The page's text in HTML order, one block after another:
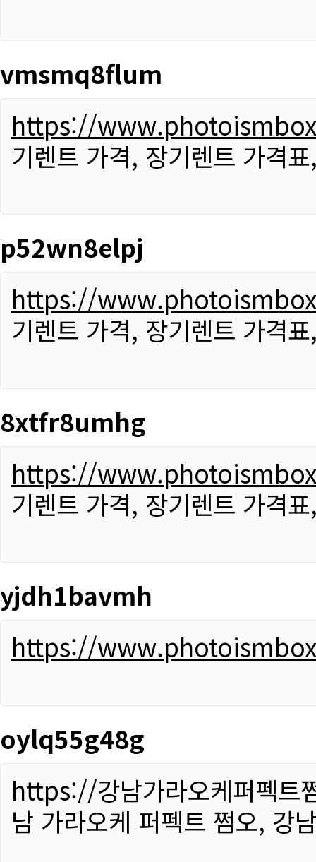
vmsmq8flum
https://
기렌트 가격, 장기렌트 가격
p52wn8elpj
https://
기렌트 가격, 장기렌트 가격
8xtfr8umhg
https://
기렌트 가격, 장기렌트 가격
yjdh1bavmh
https://
oylq55g48g
https://강남가라오케퍼펙트
남 가라오케 퍼펙트 쩜오, 강